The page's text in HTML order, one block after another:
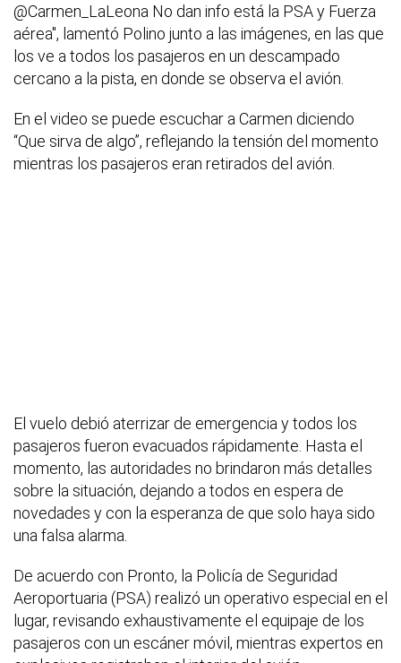
@Carmen_LaLeona No dan info está la PSA y Fuerza
aérea", lamentó Polino junto a las imágenes, en las que
los ve a todos los pasajeros en un descampado
cercano a la pista, en donde se observa el avión.
En el video se puede escuchar a Carmen diciendo
“Que sirva de algo”, reflejando la tensión del momento
mientras los pasajeros eran retirados del avión.
El vuelo debió aterrizar de emergencia y todos los
pasajeros fueron evacuados rápidamente. Hasta el
momento, las autoridades no brindaron más detalles
sobre la situación, dejando a todos en espera de
novedades y con la esperanza de que solo haya sido
una falsa alarma.
De acuerdo con Pronto, la Policía de Seguridad
Aeroportuaria (PSA) realizó un operativo especial en el
lugar, revisando exhaustivamente el equipaje de los
pasajeros con un escáner móvil, mientras expertos en